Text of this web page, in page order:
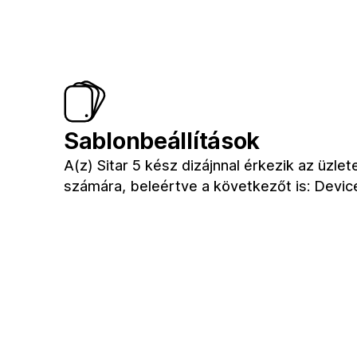
Sablonbeállítások
A(z) Sitar 5 kész dizájnnal érkezik az
számára, beleértve a következőt is: